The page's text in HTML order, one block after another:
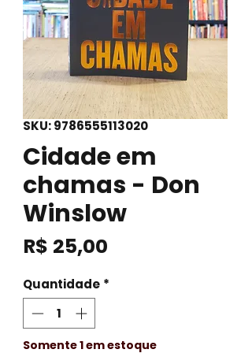
SKU: 9786555113020
Cidade em
chamas - Don
Winslow
R$ 25,00
Quantidade *
Somente 1 em estoque